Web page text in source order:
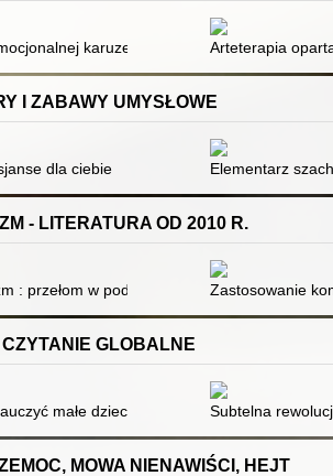
: ćwiczenia uważnościkaruzeli : jak pokonaćArteterapia
I ZABAWY UMYSŁOWE
na koncentrację. 2
dla ciebie Elementarz
- LITERATURA OD 2010 R.
: przełom w podejściu : program Son-Rise,
Zastosowanie
CZYTANIE GLOBALNE
dla małych dzieci oraz uczniów z
małe dziecko czytać Subtelna
MOWA NIENAWIŚCI, HEJT